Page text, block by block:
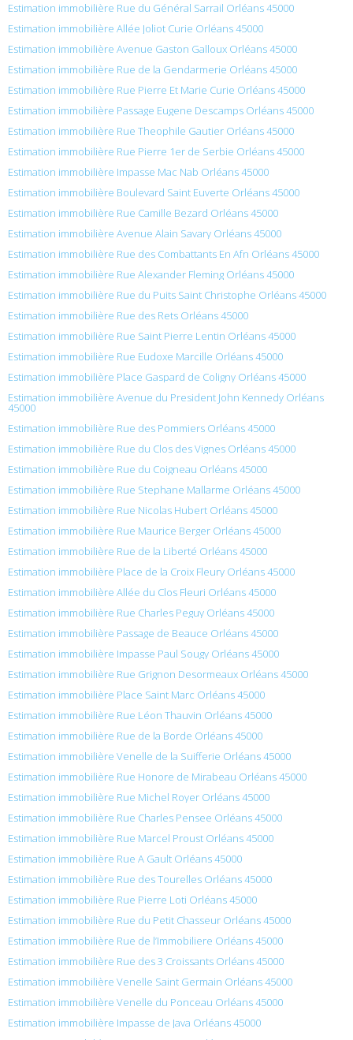
Estimation immobilière Rue du Général Sarrail Orléans 45000
Estimation immobilière Allée Joliot Curie Orléans 45000
Estimation immobilière Avenue Gaston Galloux Orléans 45000
Estimation immobilière Rue de la Gendarmerie Orléans 45000
Estimation immobilière Rue Pierre Et Marie Curie Orléans 45000
Estimation immobilière Passage Eugene Descamps Orléans 45000
Estimation immobilière Rue Theophile Gautier Orléans 45000
Estimation immobilière Rue Pierre 1er de Serbie Orléans 45000
Estimation immobilière Impasse Mac Nab Orléans 45000
Estimation immobilière Boulevard Saint Euverte Orléans 45000
Estimation immobilière Rue Camille Bezard Orléans 45000
Estimation immobilière Avenue Alain Savary Orléans 45000
Estimation immobilière Rue des Combattants En Afn Orléans 45000
Estimation immobilière Rue Alexander Fleming Orléans 45000
Estimation immobilière Rue du Puits Saint Christophe Orléans 45000
Estimation immobilière Rue des Rets Orléans 45000
Estimation immobilière Rue Saint Pierre Lentin Orléans 45000
Estimation immobilière Rue Eudoxe Marcille Orléans 45000
Estimation immobilière Place Gaspard de Coligny Orléans 45000
Estimation immobilière Avenue du President John Kennedy Orléans
45000
Estimation immobilière Rue des Pommiers Orléans 45000
Estimation immobilière Rue du Clos des Vignes Orléans 45000
Estimation immobilière Rue du Coigneau Orléans 45000
Estimation immobilière Rue Stephane Mallarme Orléans 45000
Estimation immobilière Rue Nicolas Hubert Orléans 45000
Estimation immobilière Rue Maurice Berger Orléans 45000
Estimation immobilière Rue de la Liberté Orléans 45000
Estimation immobilière Place de la Croix Fleury Orléans 45000
Estimation immobilière Allée du Clos Fleuri Orléans 45000
Estimation immobilière Rue Charles Peguy Orléans 45000
Estimation immobilière Passage de Beauce Orléans 45000
Estimation immobilière Impasse Paul Sougy Orléans 45000
Estimation immobilière Rue Grignon Desormeaux Orléans 45000
Estimation immobilière Place Saint Marc Orléans 45000
Estimation immobilière Rue Léon Thauvin Orléans 45000
Estimation immobilière Rue de la Borde Orléans 45000
Estimation immobilière Venelle de la Suifferie Orléans 45000
Estimation immobilière Rue Honore de Mirabeau Orléans 45000
Estimation immobilière Rue Michel Royer Orléans 45000
Estimation immobilière Rue Charles Pensee Orléans 45000
Estimation immobilière Rue Marcel Proust Orléans 45000
Estimation immobilière Rue A Gault Orléans 45000
Estimation immobilière Rue des Tourelles Orléans 45000
Estimation immobilière Rue Pierre Loti Orléans 45000
Estimation immobilière Rue du Petit Chasseur Orléans 45000
Estimation immobilière Rue de l’Immobiliere Orléans 45000
Estimation immobilière Rue des 3 Croissants Orléans 45000
Estimation immobilière Venelle Saint Germain Orléans 45000
Estimation immobilière Venelle du Ponceau Orléans 45000
Estimation immobilière Impasse de Java Orléans 45000